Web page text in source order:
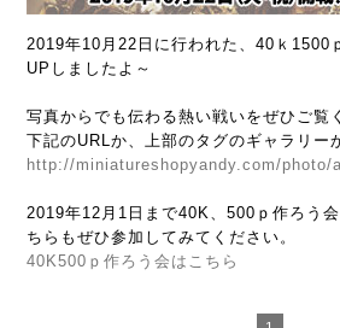
2019年10月22日に行われた、40ｋ1500
UPしましたよ～
写真からでも伝わる熱い戦いをぜひご覧
下記のURLか、 上部のタグのギャラリー
http://miniatureshopyandy.com/photo/
2019年12月1日まで40K、500ｐ作ろう
ちらもぜひ参加してみてください。
40K500ｐ作ろう会はこちら